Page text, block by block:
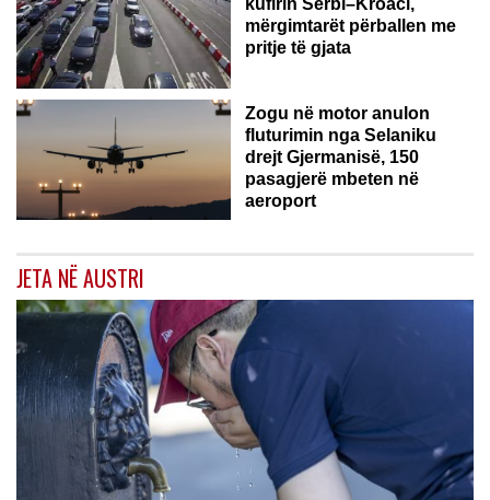
kufirin Serbi–Kroaci,
mërgimtarët përballen me
pritje të gjata
Zogu në motor anulon
fluturimin nga Selaniku
drejt Gjermanisë, 150
pasagjerë mbeten në
aeroport
JETA NË AUSTRI